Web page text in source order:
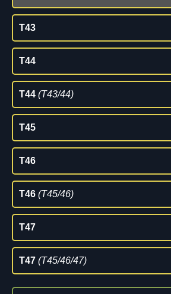
T43
T44
T44 (T43/44)
T45
T46
T46 (T45/46)
T47
T47 (T45/46/47)